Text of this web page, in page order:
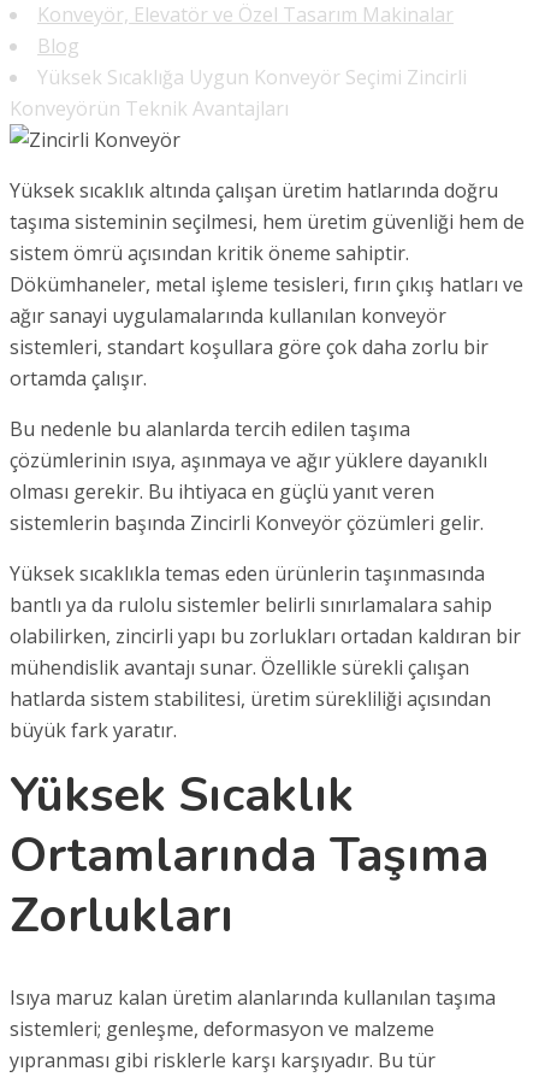
Konveyör, Elevatör ve Özel Tasarım Makinalar
Blog
Yüksek Sıcaklığa Uygun Konveyör Seçimi Zincirli
Konveyörün Teknik Avantajları
Yüksek sıcaklık altında çalışan üretim hatlarında doğru
taşıma sisteminin seçilmesi, hem üretim güvenliği hem de
sistem ömrü açısından kritik öneme sahiptir.
Dökümhaneler, metal işleme tesisleri, fırın çıkış hatları ve
ağır sanayi uygulamalarında kullanılan konveyör
sistemleri, standart koşullara göre çok daha zorlu bir
ortamda çalışır.
Bu nedenle bu alanlarda tercih edilen taşıma
çözümlerinin ısıya, aşınmaya ve ağır yüklere dayanıklı
olması gerekir. Bu ihtiyaca en güçlü yanıt veren
sistemlerin başında Zincirli Konveyör çözümleri gelir.
Yüksek sıcaklıkla temas eden ürünlerin taşınmasında
bantlı ya da rulolu sistemler belirli sınırlamalara sahip
olabilirken, zincirli yapı bu zorlukları ortadan kaldıran bir
mühendislik avantajı sunar. Özellikle sürekli çalışan
hatlarda sistem stabilitesi, üretim sürekliliği açısından
büyük fark yaratır.
Yüksek Sıcaklık
Ortamlarında Taşıma
Zorlukları
Isıya maruz kalan üretim alanlarında kullanılan taşıma
sistemleri; genleşme, deformasyon ve malzeme
yıpranması gibi risklerle karşı karşıyadır. Bu tür